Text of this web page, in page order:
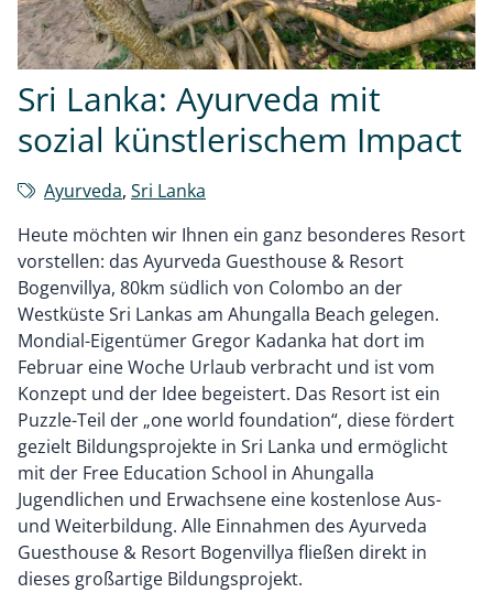
Sri Lanka: Ayurveda mit
sozial künstlerischem Impact
Ayurveda, Sri Lanka
Heute möchten wir Ihnen ein ganz besonderes Resort
vorstellen: das Ayurveda Guesthouse & Resort
Bogenvillya, 80km südlich von Colombo an der
Westküste Sri Lankas am Ahungalla Beach gelegen.
Mondial-Eigentümer Gregor Kadanka hat dort im
Februar eine Woche Urlaub verbracht und ist vom
Konzept und der Idee begeistert. Das Resort ist ein
Puzzle-Teil der „one world foundation“, diese fördert
gezielt Bildungsprojekte in Sri Lanka und ermöglicht
mit der Free Education School in Ahungalla
Jugendlichen und Erwachsene eine kostenlose Aus-
und Weiterbildung. Alle Einnahmen des Ayurveda
Guesthouse & Resort Bogenvillya fließen direkt in
dieses großartige Bildungsprojekt.